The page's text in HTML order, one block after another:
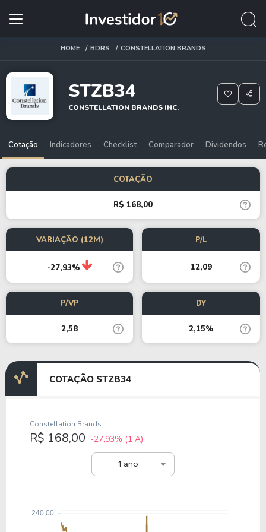
HOME BDRS CONSTELLATION BRANDS
STZB34
CONSTELLATION BRANDS INC.
Cotação Indicadores Checklist Comparador Dividendos
COTAÇÃO
R$ 168,00
VARIAÇÃO (12M)
-27,93%
P/L
12,09
P/VP
2,58
DY
2,15%
COTAÇÃO STZB34
1 ano
Constellation Brands
R$ 168,00 -27,93% (1 A)